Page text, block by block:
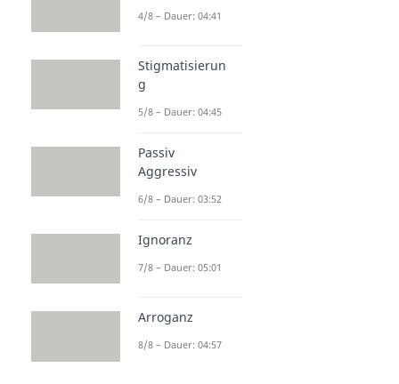
4/8 – Dauer: 04:41
Stigmatisierun
g
5/8 – Dauer: 04:45
Passiv
Aggressiv
6/8 – Dauer: 03:52
Ignoranz
7/8 – Dauer: 05:01
Arroganz
8/8 – Dauer: 04:57